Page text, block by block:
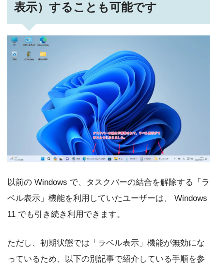
表示）することも可能です
以前の Windows で、タスクバーの結合を解除する「ラ
ベル表示」機能を利用していたユーザーは、 Windows
11 でも引き続き利用できます。
ただし、初期状態では「ラベル表示」機能が無効にな
っているため、以下の別記事で紹介している手順を参